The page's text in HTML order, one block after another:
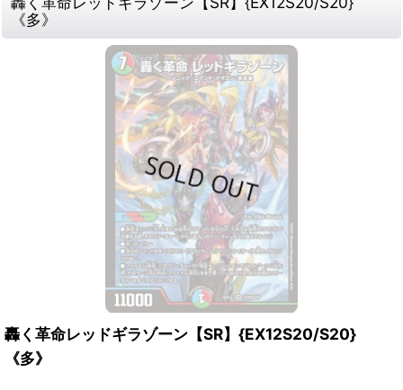
《多》
轟く革命レッドギラゾーン【SR】{EX12S20/S20}
《多》